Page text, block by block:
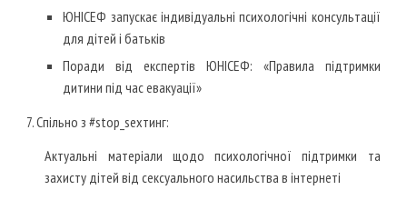
ЮНІСЕФ запускає індивідуальні психологічні консультації
для дітей і батьків
Поради від експертів ЮНІСЕФ: «Правила підтримки
дитини під час евакуації»
7. Спільно з #stop_sexтинг:
Актуальні матеріали щодо психологічної підтримки та
захисту дітей від сексуального насильства в інтернеті